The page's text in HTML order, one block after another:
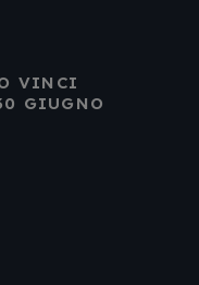
VINCI
GIUGNO